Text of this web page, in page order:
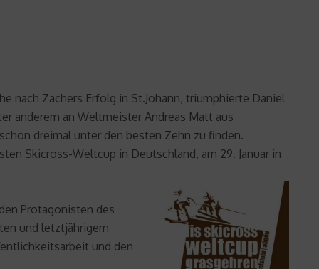
nach Zachers Erfolg in St.Johann, triumphierte Daniel
anderem an Weltmeister Andreas Matt aus
dreimal unter den besten Zehn zu finden.
Skicross-Weltcup in Deutschland, am 29. Januar in
Protagonisten des
und letztjährigem
und den